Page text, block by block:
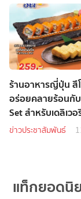
ร้านอาหารญี่ปุ่น สึ
อร่อยคลายร้อนกั
Set สำหรับเดลิเวอ
ข่าวประชาสัมพันธ์
แท็กยอดนิ